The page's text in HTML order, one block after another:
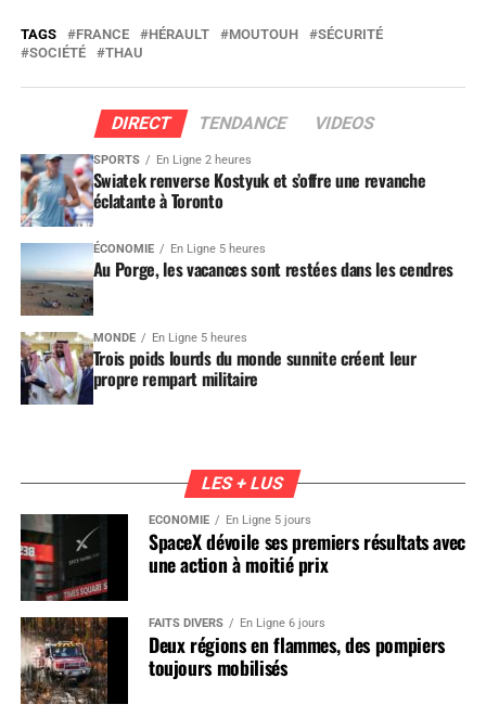
TAGS FRANCE HÉRAULT MOUTOUH
SÉCURITÉ
SOCIÉTÉ
THAU
DIRECT TENDANCE VIDEOS
SPORTS En Ligne 2 heures
Swiatek renverse Kostyuk et s’offre une revanche
éclatante à Toronto
ÉCONOMIE En Ligne 5 heures
Au Porge, les vacances sont restées dans les cendres
MONDE En Ligne 5 heures
Trois poids lourds du monde sunnite créent leur
propre rempart militaire
LES + LUS
ÉCONOMIE En Ligne 5 jours
SpaceX dévoile ses premiers résultats avec
une action à moitié prix
FAITS DIVERS En Ligne 6 jours
Deux régions en flammes, des pompiers
toujours mobilisés